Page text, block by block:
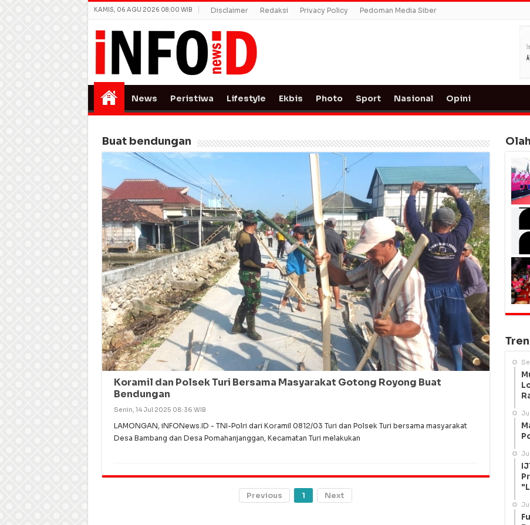
KAMIS, 06 AGU 2026 08:00 WIB Disclaimer Redaksi Privacy Policy Pedoman Media Siber
News Peristiwa Lifestyle Ekbis Photo Sport Nasional Opini
Buat bendungan
Koramil dan Polsek Turi Bersama Masyarakat Gotong Royong Buat
Bendungan
Senin, 14 Jul 2025 08:36 WIB
LAMONGAN, iNFONews.ID - TNI-Polri dari Koramil 0812/03 Turi dan Polsek Turi bersama masyarakat
Desa Bambang dan Desa Pomahanjanggan, Kecamatan Turi melakukan
Previous 1 Next